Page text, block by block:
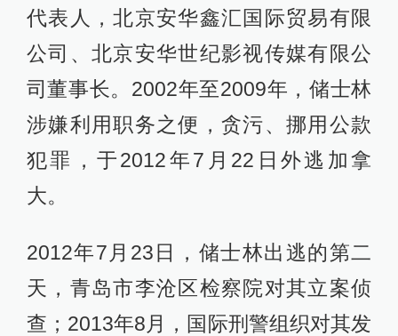
代表人，北京安华鑫汇国际贸易有限
公司、北京安华世纪影视传媒有限公
司董事长。2002年至2009年，储士林
涉嫌利用职务之便，贪污、挪用公款
犯罪，于2012年7月22日外逃加拿
大。
2012年7月23日，储士林出逃的第二
天，青岛市李沧区检察院对其立案侦
查；2013年8月，国际刑警组织对其发